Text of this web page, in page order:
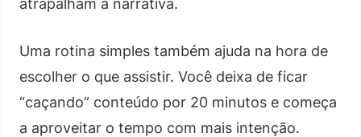
atrapalham a narrativa.
Uma rotina simples também ajuda na hora de
escolher o que assistir. Você deixa de ficar
“caçando” conteúdo por 20 minutos e começa
a aproveitar o tempo com mais intenção.